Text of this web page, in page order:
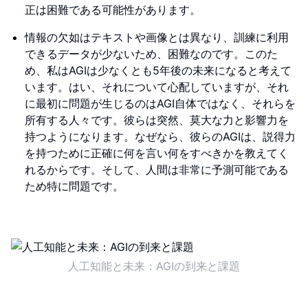
正は困難である可能性があります。
情報の欠如はテキストや画像とは異なり、訓練に利用
できるデータが少ないため、困難なのです。このた
め、私はAGIは少なくとも5年後の未来になると考えて
います。はい、それについて心配していますが、それ
に最初に問題が生じるのはAGI自体ではなく、それらを
所有する人々です。彼らは突然、莫大な力と影響力を
持つようになります。なぜなら、彼らのAGIは、説得力
を持つために正確に何を言い何をすべきかを教えてく
れるからです。そして、人間は非常に予測可能である
ため特に問題です。
人工知能と未来：AGIの到来と課題